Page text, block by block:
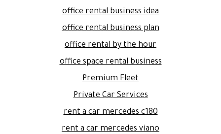
office rental business idea
office rental business plan
office rental by the hour
office space rental business
Premium Fleet
Private Car Services
rent a car mercedes c180
rent a car mercedes viano